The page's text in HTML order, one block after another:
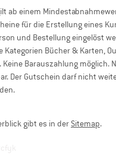
ab einem
für die Erstellung eines
und Bestellung eingelöst
Kategorien Bücher & Karten,
Keine Barauszahlung möglich.
Der Gutschein darf nicht
gibt es in der Sitemap.